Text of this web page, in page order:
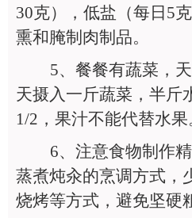
30克），低盐（每日5
熏和腌制肉制品。
5、餐餐有蔬菜，
天摄入一斤蔬菜，半斤
1/2，果汁不能代替水果
6、注意食物制作
蒸煮炖汆的烹调方式，
烧烤等方式，避免坚硬